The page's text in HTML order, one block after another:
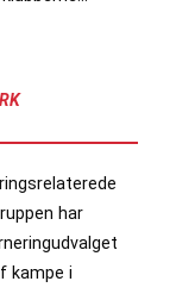
har
kampe i